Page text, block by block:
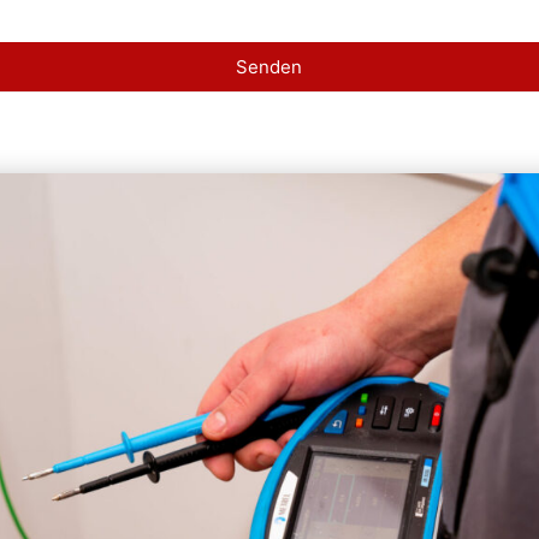
Senden